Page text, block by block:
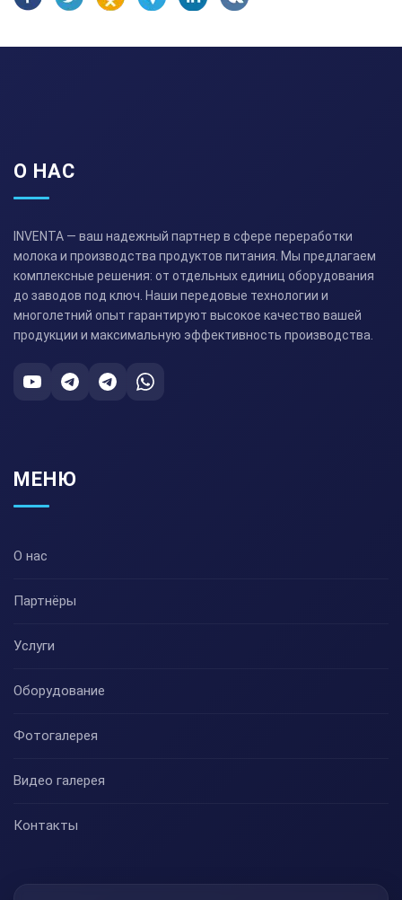
О НАС
INVENTA — ваш надежный партнер в сфере переработки
молока и производства продуктов питания. Мы предлагаем
комплексные решения: от отдельных единиц оборудования
до заводов под ключ. Наши передовые технологии и
многолетний опыт гарантируют высокое качество вашей
продукции и максимальную эффективность производства.
МЕНЮ
О нас
Партнёры
Услуги
Оборудование
Фотогалерея
Видео галерея
Контакты